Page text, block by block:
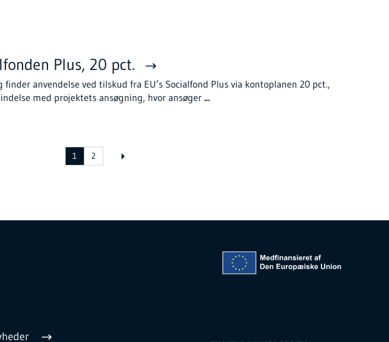
Plus, 20 pct.
anvendelse ved tilskud fra EU’s Socialfond Plus via kontoplanen 20 pct.,
med projektets ansøgning, hvor ansøger...
1 2